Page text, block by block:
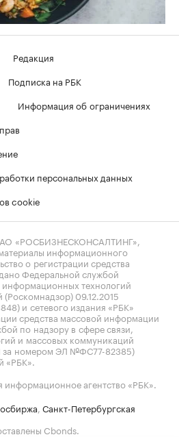
Редакция
Подписка на РБК
Информация об ограничениях
персональных данных
cookie
«РОСБИЗНЕСКОНСАЛТИНГ»,
информационного
о регистрации средства
Федеральной службой
информационных технологий
09.12.2015
и сетевого издания «РБК»
средства массовой информации
по надзору в сфере связи,
и массовых коммуникаций
за номером ЭЛ №ФС77-82385)
«РБК».
информационное агентство «РБК».
Санкт-Петербургская
Cbonds.